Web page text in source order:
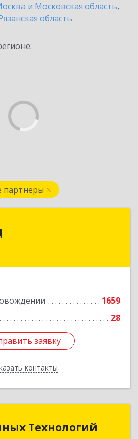
и Московская область,
область
партнеры
1659
28
заявку
контакты
Тула г, Болдина ул, дом №
заявку
Назад
Технологий
Технологий